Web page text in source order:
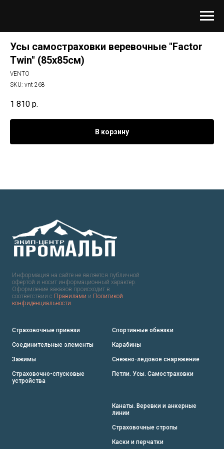
Усы самостраховки веревочные "Factor
Twin" (85х85см)
VENTO
SKU: vnt 268
1 810 р.
В корзину
Информация на сайте не является публичной
офертой и носит информационный характер.
Оформление заказов происходит в
соответствии с Правилами и Политикой
конфиденциальности.
Страховочные привязи
Соединительные элементы
Зажимы
Страховочно-спусковые
устройства
Спортивные обвязки
Карабины
Снежно-ледовое снаряжение
Петли. Усы. Самостраховки
Канаты. Веревки и анкерные
линии
Страховочные стропы
Каски и перчатки